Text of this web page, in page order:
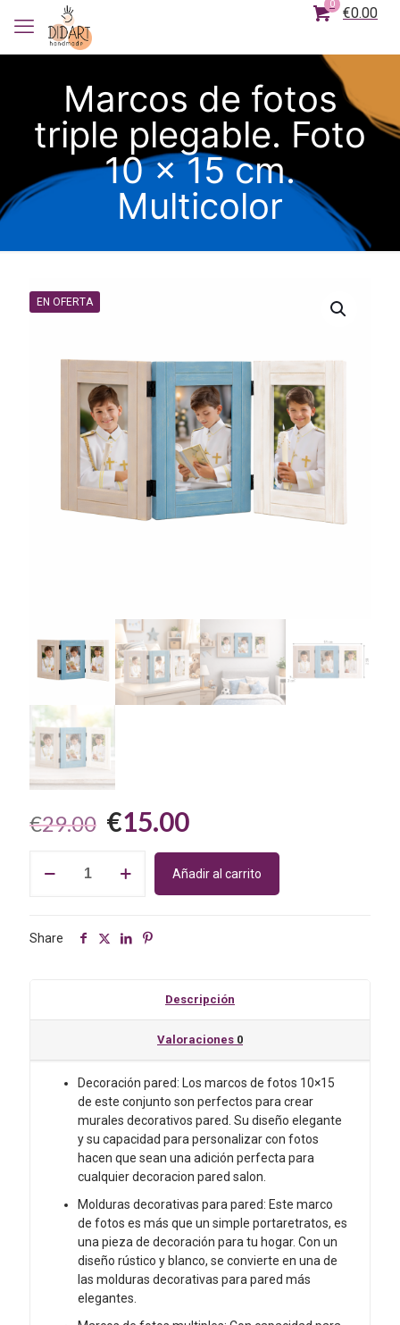
0
€0.00
Marcos de fotos
triple plegable. Foto
10 x 15 cm.
Multicolor
EN OFERTA
€29.00 El
precio
original
€29.00.
€15.00El
precio
actual
es:
plegable.
cantidad
Añadir al carrito
Share
Descripción
Valoraciones 0
Decoración pared: Los marcos de fotos 10×15
de este conjunto son perfectos para crear
murales decorativos pared. Su diseño elegante
y su capacidad para personalizar con fotos
hacen que sean una adición perfecta para
cualquier decoracion pared salon.
Molduras decorativas para pared: Este marco
de fotos es más que un simple portaretratos, es
una pieza de decoración para tu hogar. Con un
diseño rústico y blanco, se convierte en una de
las molduras decorativas para pared más
elegantes.